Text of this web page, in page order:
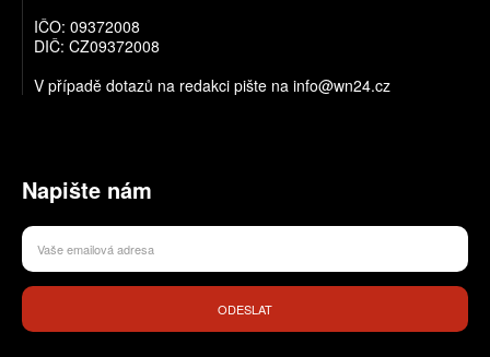
IČO: 09372008
DIČ: CZ09372008
V případě dotazů na redakci pište na info@wn24.cz
Napište nám
ODESLAT